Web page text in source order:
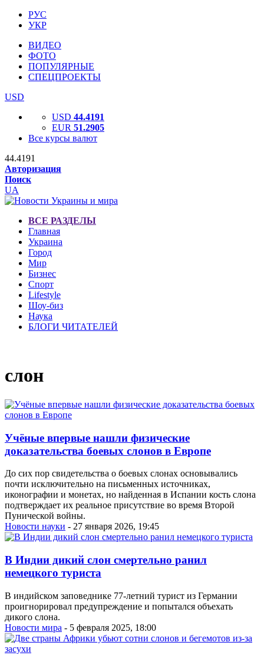
РУС
УКР
ВИДЕО
ФОТО
ПОПУЛЯРНЫЕ
СПЕЦПРОЕКТЫ
USD
USD 44.4191
EUR 51.2905
Все курсы валют
44.4191
Авторизация
Поиск
UA
ВСЕ РАЗДЕЛЫ
Главная
Украина
Город
Мир
Бизнес
Спорт
Lifestyle
Шоу-биз
Наука
БЛОГИ ЧИТАТЕЛЕЙ
слон
Учёные впервые нашли физические
доказательства боевых слонов в Европе
До сих пор свидетельства о боевых слонах основывались
почти исключительно на письменных источниках,
иконографии и монетах, но найденная в Испании кость слона
подтверждает их реальное присутствие во время Второй
Пунической войны.
Новости науки - 27 января 2026, 19:45
В Индии дикий слон смертельно ранил
немецкого туриста
В индийском заповеднике 77-летний турист из Германии
проигнорировал предупреждение и попытался объехать
дикого слона.
Новости мира - 5 февраля 2025, 18:00